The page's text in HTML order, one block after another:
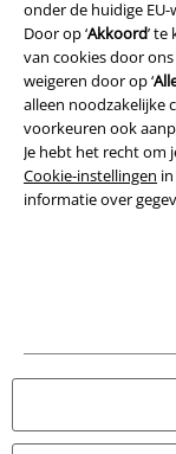
onder de huidige
Door op ‘Akkoord’
van cookies door
weigeren door op ‘
alleen noodzakelijke
voorkeuren ook
Je hebt het recht
Cookie-instellingen
informatie over
Bedrijfsgegevens
Privacyverklaring
Verklaring van
Informatie over
© 1986-2026 Large